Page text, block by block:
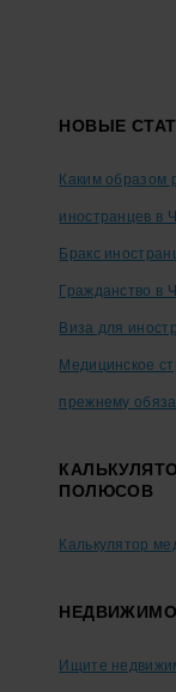
Footer
НОВЫЕ
Каким образом
иностранцев в
Бракс
Гражданство в
Виза для
Медицинское
прежнему
ПОЛЮСОВ
Калькулятор
Ищите